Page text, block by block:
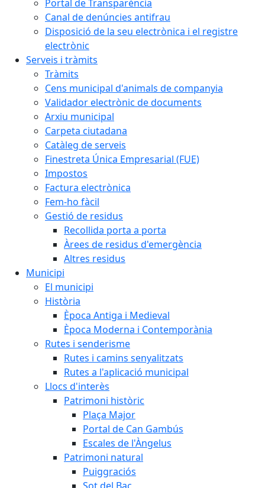
Portal de Transparència
Canal de denúncies antifrau
Disposició de la seu electrònica i el registre
electrònic
Serveis i tràmits
Tràmits
Cens municipal d'animals de companyia
Validador electrònic de documents
Arxiu municipal
Carpeta ciutadana
Catàleg de serveis
Finestreta Única Empresarial (FUE)
Impostos
Factura electrònica
Fem-ho fàcil
Gestió de residus
Recollida porta a porta
Àrees de residus d'emergència
Altres residus
Municipi
El municipi
Història
Època Antiga i Medieval
Època Moderna i Contemporània
Rutes i senderisme
Rutes i camins senyalitzats
Rutes a l'aplicació municipal
Llocs d'interès
Patrimoni històric
Plaça Major
Portal de Can Gambús
Escales de l'Àngelus
Patrimoni natural
Puiggraciós